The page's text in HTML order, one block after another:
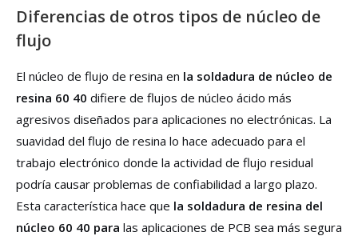
Diferencias de otros tipos de núcleo de
flujo
El núcleo de flujo de resina en la soldadura de núcleo de
resina 60 40 difiere de flujos de núcleo ácido más
agresivos diseñados para aplicaciones no electrónicas. La
suavidad del flujo de resina lo hace adecuado para el
trabajo electrónico donde la actividad de flujo residual
podría causar problemas de confiabilidad a largo plazo.
Esta característica hace que la soldadura de resina del
núcleo 60 40 para las aplicaciones de PCB sea más segura